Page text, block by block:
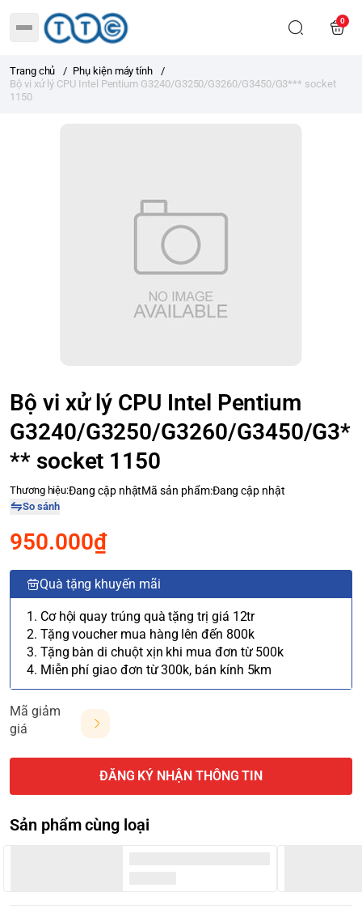
0
Trang chủ / Phụ kiện máy tính
/
Bộ vi xử lý CPU Intel Pentium G3240/G3250/G3260/G3450/G3*** socket
1150
Bộ vi xử lý CPU Intel Pentium
G3240/G3250/G3260/G3450/G3*
** socket 1150
Thương hiệu:Đang cập nhậtMã sản phẩm:Đang cập nhật
So sánh
950.000₫
Quà tặng khuyến mãi
1. Cơ hội quay trúng quà tặng trị giá 12tr
2. Tặng voucher mua hàng lên đến 800k
3. Tặng bàn di chuột xịn khi mua đơn từ 500k
4. Miễn phí giao đơn từ 300k, bán kính 5km
Mã giảm
giá
ĐĂNG KÝ NHẬN THÔNG TIN
Sản phẩm cùng loại